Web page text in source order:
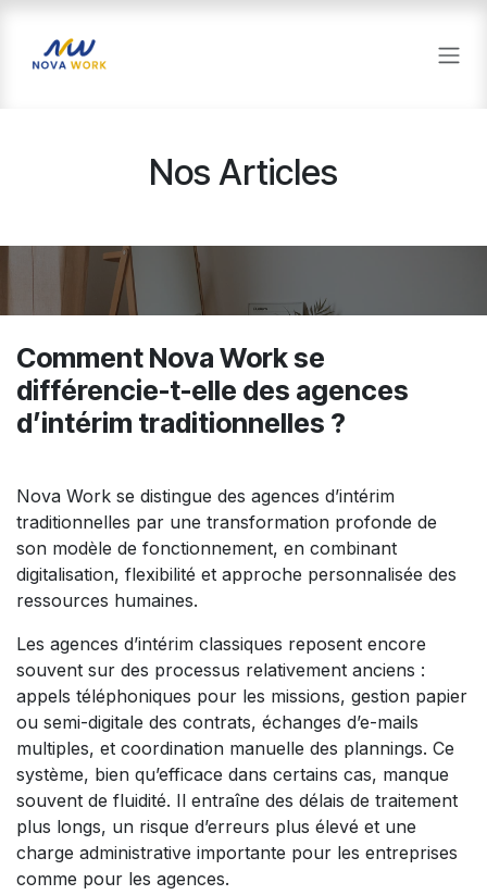
Nos Articles
Comment Nova Work se
différencie-t-elle des agences
d’intérim traditionnelles ?
Nova Work se distingue des agences d’intérim
traditionnelles par une transformation profonde de
son modèle de fonctionnement, en combinant
digitalisation, flexibilité et approche personnalisée des
ressources humaines.
Les agences d’intérim classiques reposent encore
souvent sur des processus relativement anciens :
appels téléphoniques pour les missions, gestion papier
ou semi-digitale des contrats, échanges d’e-mails
multiples, et coordination manuelle des plannings. Ce
système, bien qu’efficace dans certains cas, manque
souvent de fluidité. Il entraîne des délais de traitement
plus longs, un risque d’erreurs plus élevé et une
charge administrative importante pour les entreprises
comme pour les agences.